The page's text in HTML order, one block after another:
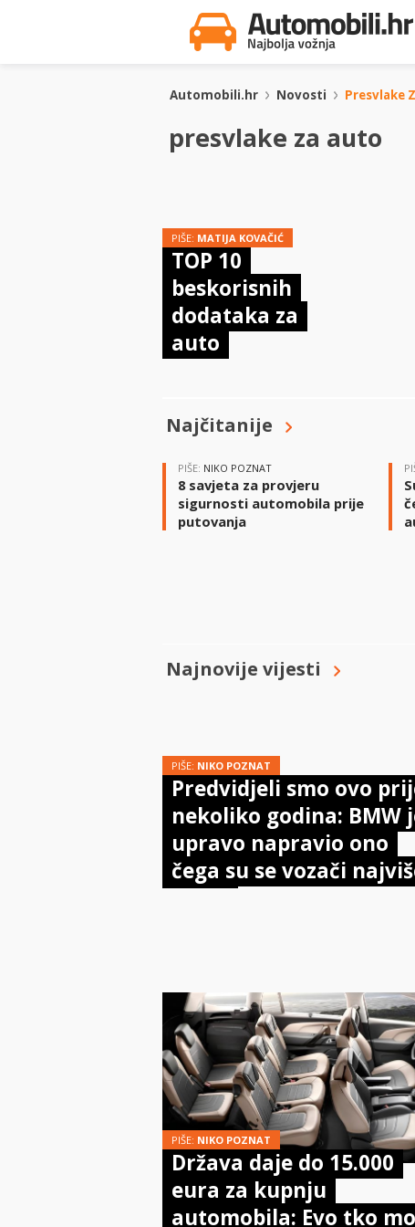
Automobili.hr Novosti Presvlake
presvlake za auto
PIŠE: MATIJA KOVAČIĆ
TOP 10
beskorisnih
dodataka za
auto
Najčitanije
PIŠE: NIKO POZNAT
8 savjeta za provjeru
sigurnosti automobila prije
putovanja
Najnovije vijesti
PIŠE: NIKO POZNAT
Predvidjeli smo ovo
nekoliko godina: BMW
upravo napravio ono
čega su se vozači
bojali
PIŠE: NIKO POZNAT
Država daje do 15.000
eura za kupnju
automobila: Evo tko